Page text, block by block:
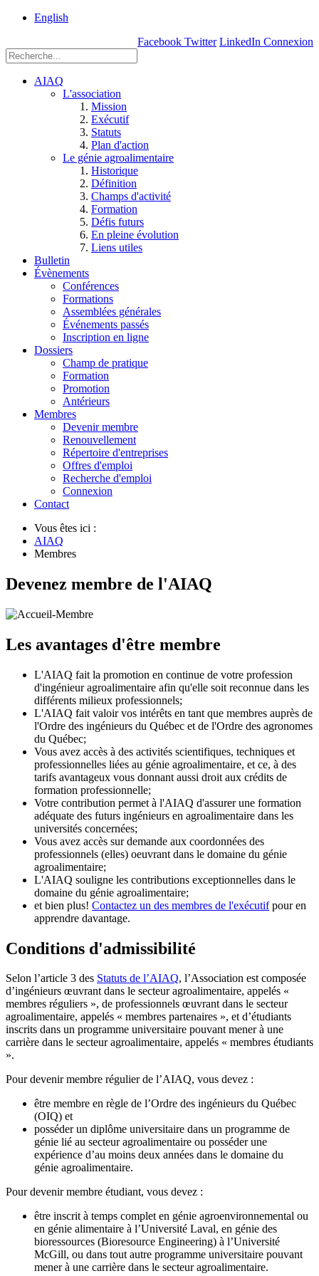
English
Facebook Twitter LinkedIn Connexion
AIAQ
L'association
Mission
Exécutif
Statuts
Plan d'action
Le génie agroalimentaire
Historique
Définition
Champs d'activité
Formation
Défis futurs
En pleine évolution
Liens utiles
Bulletin
Évènements
Conférences
Formations
Assemblées générales
Événements passés
Inscription en ligne
Dossiers
Champ de pratique
Formation
Promotion
Antérieurs
Membres
Devenir membre
Renouvellement
Répertoire d'entreprises
Offres d'emploi
Recherche d'emploi
Connexion
Contact
Vous êtes ici :
AIAQ
Membres
Devenez membre de l'AIAQ
Les avantages d'être membre
L'AIAQ fait la promotion en continue de votre profession
d'ingénieur agroalimentaire afin qu'elle soit reconnue dans les
différents milieux professionnels;
L'AIAQ fait valoir vos intérêts en tant que membres auprès de
l'Ordre des ingénieurs du Québec et de l'Ordre des agronomes
du Québec;
Vous avez accès à des activités scientifiques, techniques et
professionnelles liées au génie agroalimentaire, et ce, à des
tarifs avantageux vous donnant aussi droit aux crédits de
formation professionnelle;
Votre contribution permet à l'AIAQ d'assurer une formation
adéquate des futurs ingénieurs en agroalimentaire dans les
universités concernées;
Vous avez accès sur demande aux coordonnées des
professionnels (elles) oeuvrant dans le domaine du génie
agroalimentaire;
L'AIAQ souligne les contributions exceptionnelles dans le
domaine du génie agroalimentaire;
et bien plus! Contactez un des membres de l'exécutifpour en
apprendre davantage.
Conditions d'admissibilité
Selon l’article 3 des Statuts de l’AIAQ, l’Association est composée
d’ingénieurs œuvrant dans le secteur agroalimentaire, appelés «
membres réguliers », de professionnels œuvrant dans le secteur
agroalimentaire, appelés « membres partenaires », et d’étudiants
inscrits dans un programme universitaire pouvant mener à une
carrière dans le secteur agroalimentaire, appelés « membres étudiants
».
Pour devenir membre régulier de l’AIAQ, vous devez :
être membre en règle de l’Ordre des ingénieurs du Québec
(OIQ) et
posséder un diplôme universitaire dans un programme de
génie lié au secteur agroalimentaire ou posséder une
expérience d’au moins deux années dans le domaine du
génie agroalimentaire.
Pour devenir membre étudiant, vous devez :
être inscrit à temps complet en génie agroenvironnemental ou
en génie alimentaire à l’Université Laval, en génie des
bioressources (Bioresource Engineering) à l’Université
McGill, ou dans tout autre programme universitaire pouvant
mener à une carrière dans le secteur agroalimentaire.
Einstein, Québec
G1P